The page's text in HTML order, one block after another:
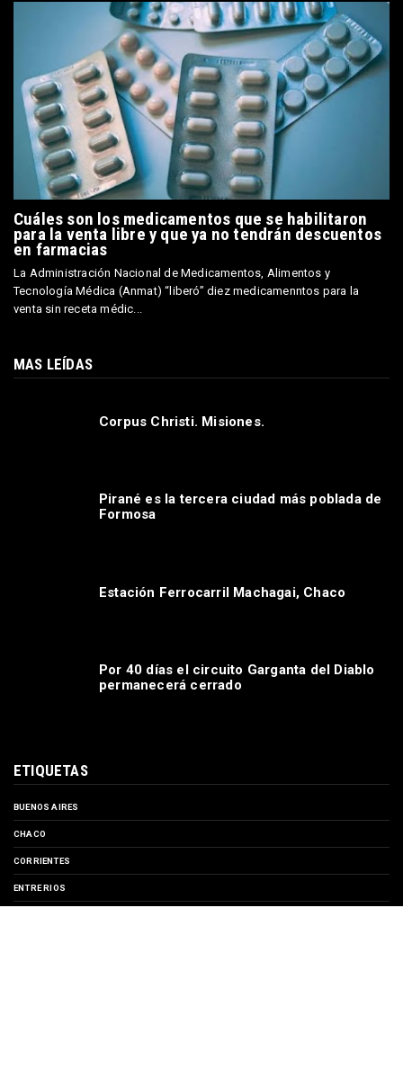
Cuáles son los medicamentos que se habilitaron
para la venta libre y que ya no tendrán descuentos
en farmacias
La Administración Nacional de Medicamentos, Alimentos y
Tecnología Médica (Anmat) “liberó” diez medicamenntos para la
venta sin receta médic...
MAS LEÍDAS
Corpus Christi. Misiones.
Pirané es la tercera ciudad más poblada de
Formosa
Estación Ferrocarril Machagai, Chaco
Por 40 días el circuito Garganta del Diablo
permanecerá cerrado
ETIQUETAS
BUENOS AIRES
CHACO
CORRIENTES
ENTRE RIOS